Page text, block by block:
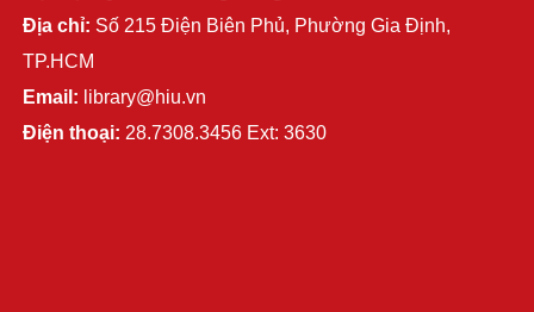
Địa chỉ: Số 215 Điện Biên Phủ, Phường Gia Định,
TP.HCM
Email: library@hiu.vn
Điện thoại: 28.7308.3456 Ext: 3630